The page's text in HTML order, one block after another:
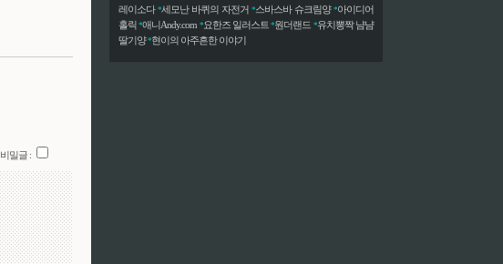
비밀글 :
레이소다 *세모난 바퀴의 자전거 *스바스바 슈크림양 *아이디어
홀릭 *애니Andy.com *요한즈 일러스트 *원더랜드 *유치뽕짝 냠냠
딸기양 *현이의 아주흔한 이야기